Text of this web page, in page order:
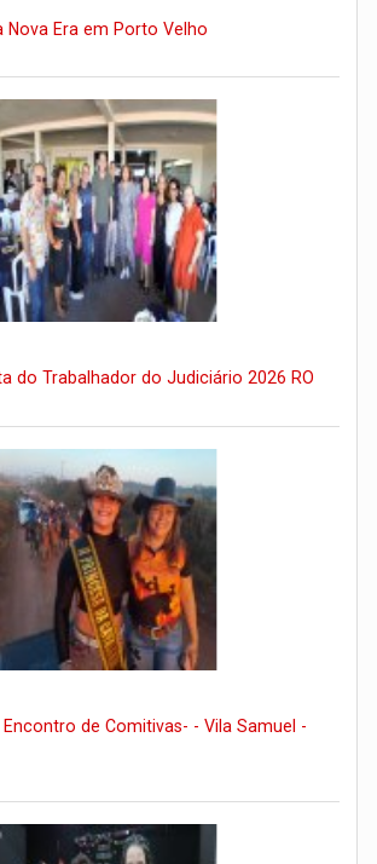
Nova Era em Porto Velho
do Trabalhador do Judiciário 2026 RO
Encontro de Comitivas- - Vila Samuel -